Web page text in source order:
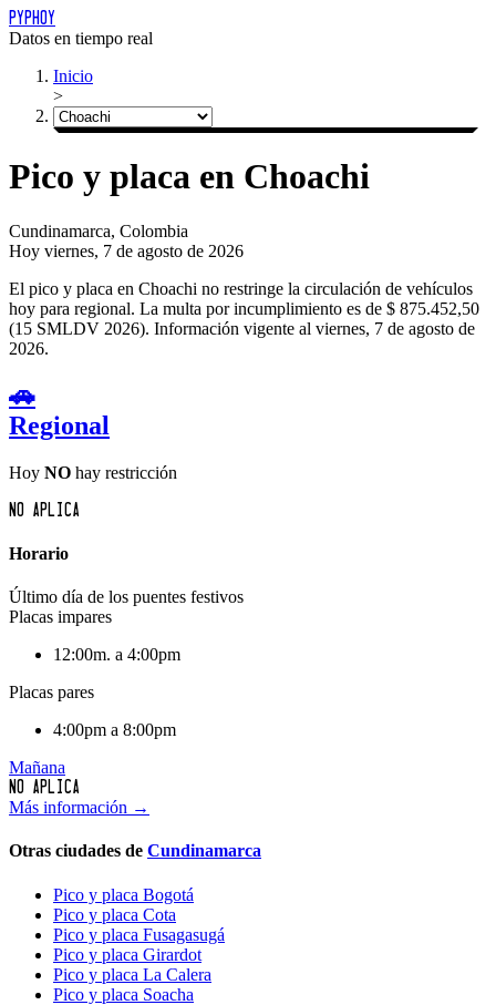
PYPHOY
Datos en tiempo real
Inicio
>
Pico y placa en Choachi
Cundinamarca, Colombia
Hoy viernes, 7 de agosto de 2026
El pico y placa en Choachi no restringe la circulación de vehículos
hoy para regional. La multa por incumplimiento es de $ 875.452,50
(15 SMLDV 2026). Información vigente al viernes, 7 de agosto de
2026.
🚗
Regional
Hoy NO hay restricción
No aplica
Horario
Último día de los puentes festivos
Placas impares
12:00m. a 4:00pm
Placas pares
4:00pm a 8:00pm
Mañana
No aplica
Más información →
Otras ciudades de Cundinamarca
Pico y placa Bogotá
Pico y placa Cota
Pico y placa Fusagasugá
Pico y placa Girardot
Pico y placa La Calera
Pico y placa Soacha